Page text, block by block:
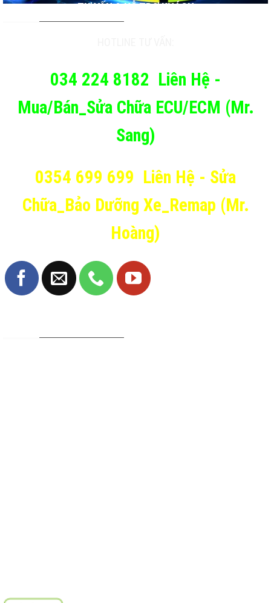
TƯ VẤN & HỖ TRỢ KHÁCH
034 224 8182 Liên Hệ -
Mua/Bán_Sửa Chữa ECU/ECM (Mr.
Sang)
0354 699 699 Liên Hệ - Sửa
Chữa_Bảo Dưỡng Xe_Remap (Mr.
Hoàng)